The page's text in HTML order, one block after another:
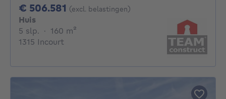
€ 506.581 506581€
(excl. belastingen)
Huis
5 slp. 5 slaapkamers
· 160 m²
1315 Incourt